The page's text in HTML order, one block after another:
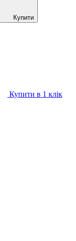
Купити
Купити в 1 клiк